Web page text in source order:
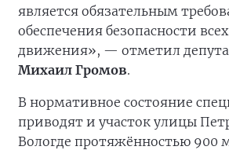
является обязательным
обеспечения безопасности
движения», — отметил
Михаил Громов.
В нормативное состояние
приводят и участок улицы
Вологде протяжённостью 900